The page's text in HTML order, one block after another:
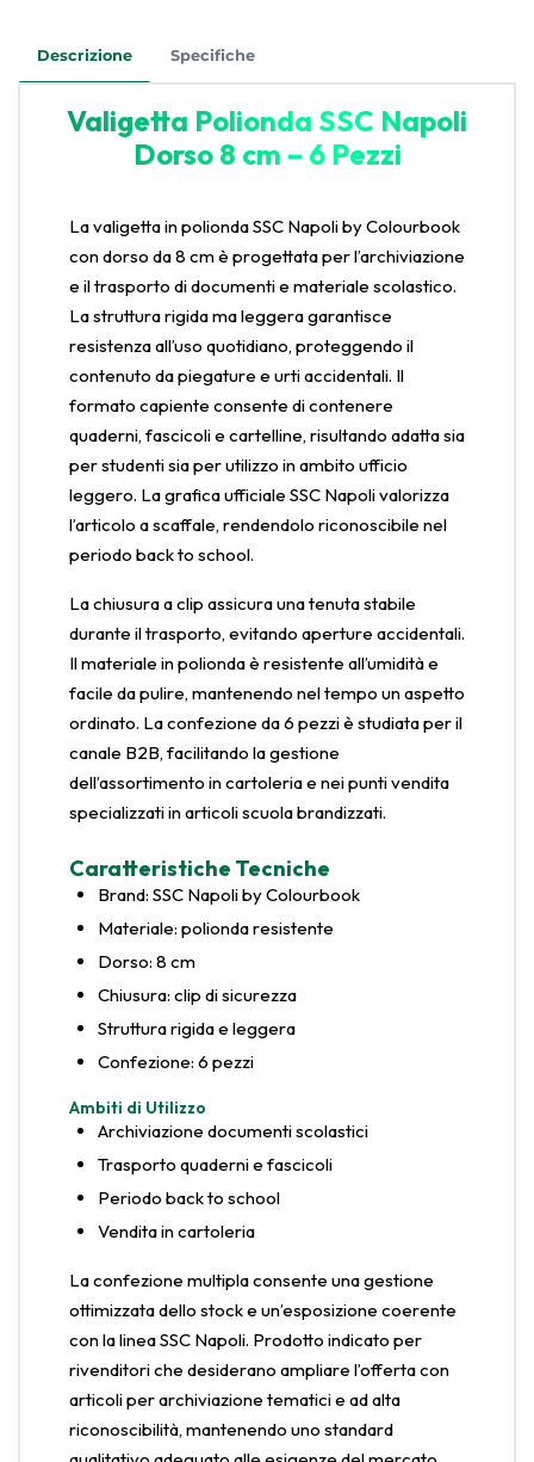
Descrizione Specifiche
Valigetta Polionda SSC Napoli
Dorso 8 cm – 6 Pezzi
La valigetta in polionda SSC Napoli by Colourbook
con dorso da 8 cm è progettata per l’archiviazione
e il trasporto di documenti e materiale scolastico.
La struttura rigida ma leggera garantisce
resistenza all’uso quotidiano, proteggendo il
contenuto da piegature e urti accidentali. Il
formato capiente consente di contenere
quaderni, fascicoli e cartelline, risultando adatta sia
per studenti sia per utilizzo in ambito ufficio
leggero. La grafica ufficiale SSC Napoli valorizza
l’articolo a scaffale, rendendolo riconoscibile nel
periodo back to school.
La chiusura a clip assicura una tenuta stabile
durante il trasporto, evitando aperture accidentali.
Il materiale in polionda è resistente all’umidità e
facile da pulire, mantenendo nel tempo un aspetto
ordinato. La confezione da 6 pezzi è studiata per il
canale B2B, facilitando la gestione
dell’assortimento in cartoleria e nei punti vendita
specializzati in articoli scuola brandizzati.
Caratteristiche Tecniche
Brand: SSC Napoli by Colourbook
Materiale: polionda resistente
Dorso: 8 cm
Chiusura: clip di sicurezza
Struttura rigida e leggera
Confezione: 6 pezzi
Ambiti di Utilizzo
Archiviazione documenti scolastici
Trasporto quaderni e fascicoli
Periodo back to school
Vendita in cartoleria
La confezione multipla consente una gestione
ottimizzata dello stock e un’esposizione coerente
con la linea SSC Napoli. Prodotto indicato per
rivenditori che desiderano ampliare l’offerta con
articoli per archiviazione tematici e ad alta
riconoscibilità, mantenendo uno standard